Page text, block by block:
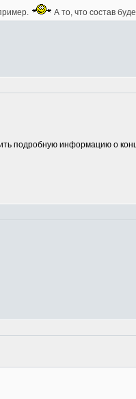
А то, что состав
подробную информацию о